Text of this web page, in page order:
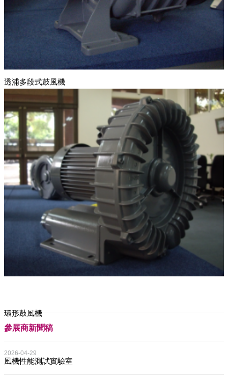
透浦多段式鼓風機
環形鼓風機
參展商新聞稿
2026-04-29
風機性能測試實驗室